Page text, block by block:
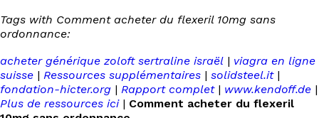
Tags with Comment acheter du flexeril 10mg sans
ordonnance:
acheter générique zoloft sertraline israël | viagra en ligne
suisse | Ressources supplémentaires | solidsteel.it|
fondation-hicter.org | Rapport complet| www.kendoff.de |
Plus de ressources ici| Comment acheter du flexeril